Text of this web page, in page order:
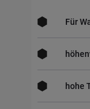
Für
hohe